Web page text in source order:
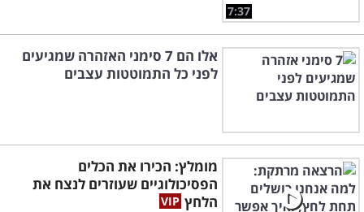
7:37
אלו הם 7 סימני האזהרה שמגיעים
לפני כל התמוטטות עצבים
מומלץ: הכירו את הכלים
הפסיכולוגיים שעוזרים לנצח את
הלחץ